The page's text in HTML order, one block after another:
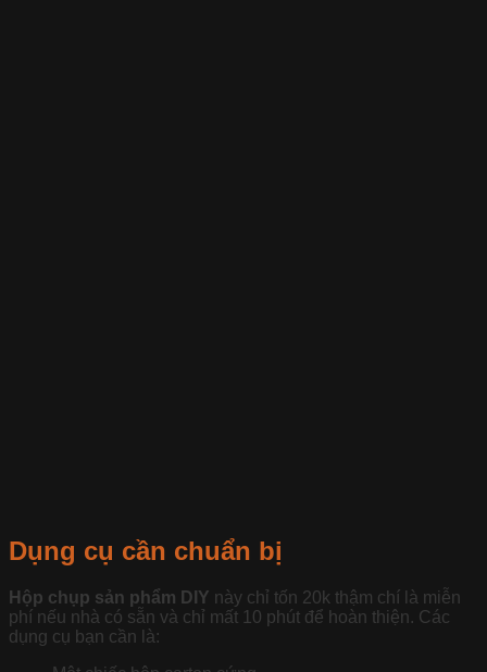
Dụng cụ cần chuẩn bị
Hộp chụp sản phẩm DIY này chỉ tốn 20k thậm chí là miễn
phí nếu nhà có sẵn và chỉ mất 10 phút để hoàn thiện. Các
dụng cụ bạn cần là: